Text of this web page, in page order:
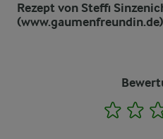
Rezept von Steffi
(www.gaumenfreundin.de)
1 2